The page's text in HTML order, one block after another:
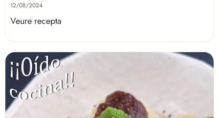
12/08/2024
Veure recepta